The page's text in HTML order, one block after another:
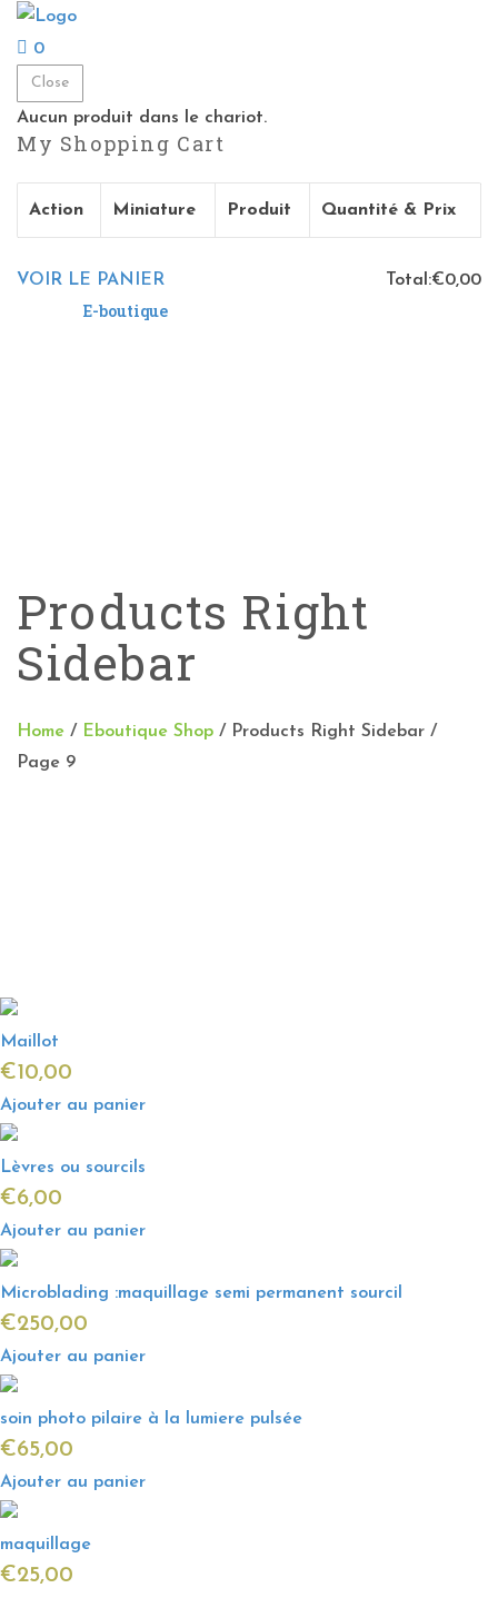
0
Close
Aucun produit dans le chariot.
My Shopping Cart
Action Miniature Produit Quantité & Prix
VOIR LE PANIER Total:€0,00
E-boutique
Products Right
Sidebar
Home / Eboutique Shop / Products Right Sidebar /
Page 9
Maillot
€10,00
Ajouter au panier
Lèvres ou sourcils
€6,00
Ajouter au panier
Microblading :maquillage semi permanent sourcil
€250,00
Ajouter au panier
soin photo pilaire à la lumiere pulsée
€65,00
Ajouter au panier
maquillage
€25,00